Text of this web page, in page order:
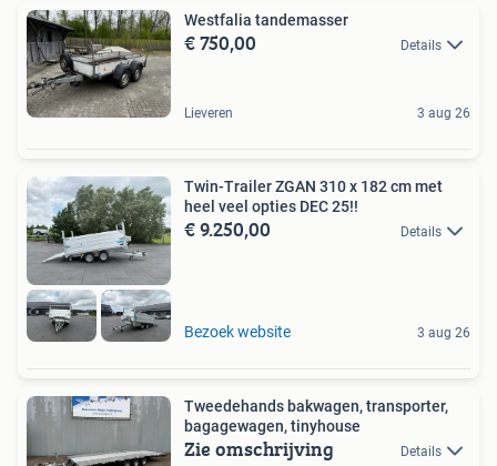
Westfalia tandemasser
€ 750,00 Details
Lieveren 3 aug 26
Twin-Trailer ZGAN 310 x 182 cm met
heel veel opties DEC 25!!
€ 9.250,00 Details
Bezoek website 3 aug 26
Tweedehands bakwagen, transporter,
bagagewagen, tinyhouse
Zie omschrijving Details